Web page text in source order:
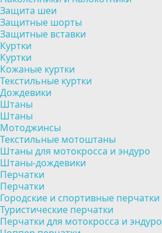
Защита шеи
Защитные шорты
Защитные вставки
Куртки
Куртки
Кожаные куртки
Текстильные куртки
Дождевики
Штаны
Штаны
Мотоджинсы
Текстильные мотоштаны
Штаны для мотокросса и эндуро
Штаны-дождевики
Перчатки
Перчатки
Городские и спортивные перчатки
Туристические перчатки
Перчатки для мотокросса и эндуро